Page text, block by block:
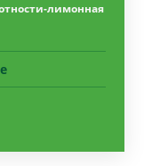
лимонная